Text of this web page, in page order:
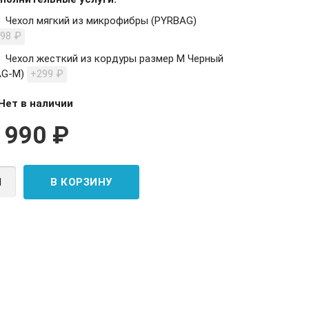
Чехол мягкий из микрофибры (PYRBAG)
₽
Чехол жесткий из кордуры размер M Черный
М)
+299 ₽
в наличии
990 ₽